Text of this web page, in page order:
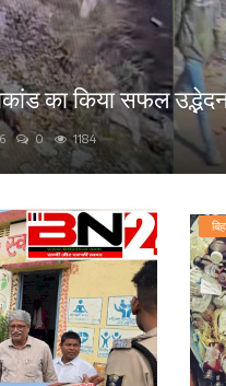
का किया सफल
0 1184